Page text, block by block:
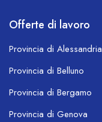
Offerte di lavoro
Provincia di Alessandria
Provincia di Belluno
Provincia di Bergamo
Provincia di Genova